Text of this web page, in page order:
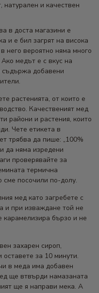
натурален и качествен
в доста магазини е
и е бил загрят на висока
него вероятно няма много
медът е с вкус на
съдържа добавени
растенията, от които е
Качественият мед
райони и растения, които
Чете етикета в
трябва да пише: „100%
да няма изредени
проверявайте за
термична
сме посочили по-долу.
мед като загребете с
и при изваждане той не
карамелизира бързо и не
захарен сироп,
оставете за 10 минути.
в меда има добавен
ще втвърди намазаната
ще я направи мека. А